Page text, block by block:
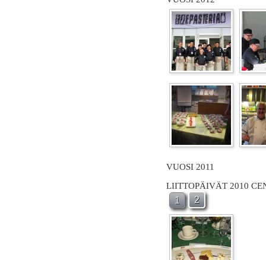
VUOSI 2011
LIITTOPÄIVÄT 2010
1 2